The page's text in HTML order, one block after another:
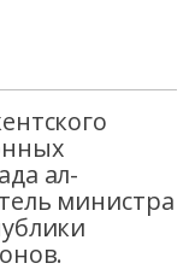
ал-
министра